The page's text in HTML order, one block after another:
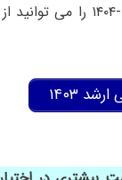
دفترچه انتخاب رشته کنکور کارشناسی ارشد
۱۴۰۳